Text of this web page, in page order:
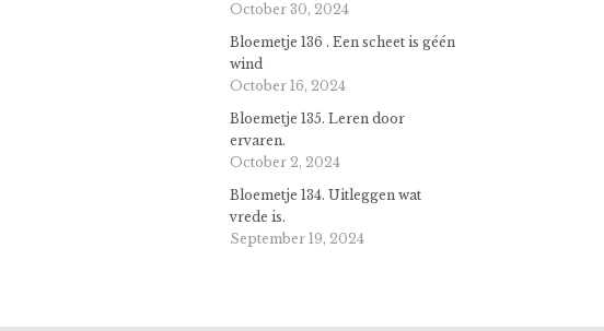
October 30, 2024
Bloemetje 136 . Een scheet is géén
wind
October 16, 2024
Bloemetje 135. Leren door
ervaren.
October 2, 2024
Bloemetje 134. Uitleggen wat
vrede is.
September 19, 2024